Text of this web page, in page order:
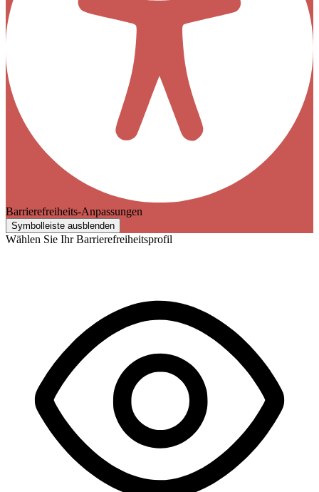
Barrierefreiheits-Anpassungen
Symbolleiste ausblenden
Wählen Sie Ihr Barrierefreiheitsprofil